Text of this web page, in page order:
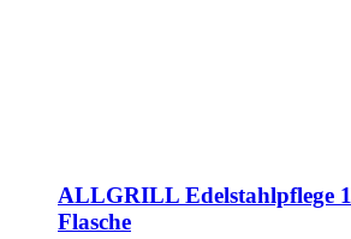
ALLGRILL Edelstahlpflege
Flasche